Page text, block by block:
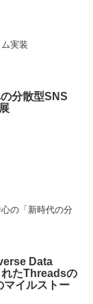
実装
分散型SNS
の「新時代の分
Data
たThreadsの
イルストー